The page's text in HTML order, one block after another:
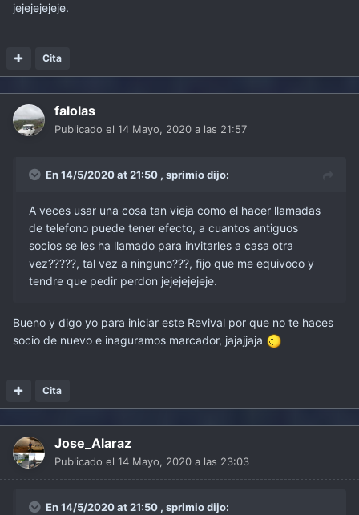
jejejejejeje.
Cita
falolas
Publicado el 14 Mayo, 2020 a las 21:57
En 14/5/2020 at 21:50 , sprimiodijo:
A veces usar una cosa tan vieja como el hacer llamadas
de telefono puede tener efecto, a cuantos antiguos
socios se les ha llamado para invitarles a casa otra
vez?????, tal vez a ninguno???, fijo que me equivoco y
tendre que pedir perdon jejejejejeje.
Bueno y digo yo para iniciar este Revival por que no te haces
socio de nuevo e inaguramos marcador, jajajjaja
Cita
Jose_Alaraz
Publicado el 14 Mayo, 2020 a las 23:03
En 14/5/2020 at 21:50 , sprimio dijo: